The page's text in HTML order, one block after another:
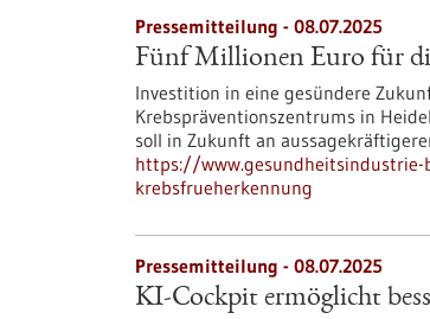
Pressemitteilung - 08.07.2025
Fünf Millionen Euro für
Investition in eine gesündere
Krebspräventionszentrums in
soll in Zukunft an
https://
krebsfrueherkennung
Pressemitteilung - 08.07.2025
KI-Cockpit ermöglicht